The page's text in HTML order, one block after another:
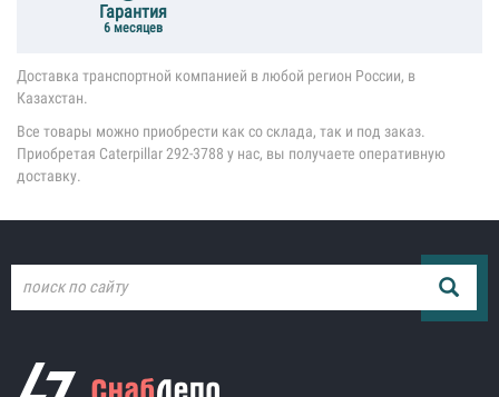
Гарантия
6 месяцев
Доставка транспортной компанией в любой регион России, в
Казахстан.
Все товары можно приобрести как со склада, так и под заказ.
Приобретая Caterpillar 292-3788 у нас, вы получаете оперативную
доставку.